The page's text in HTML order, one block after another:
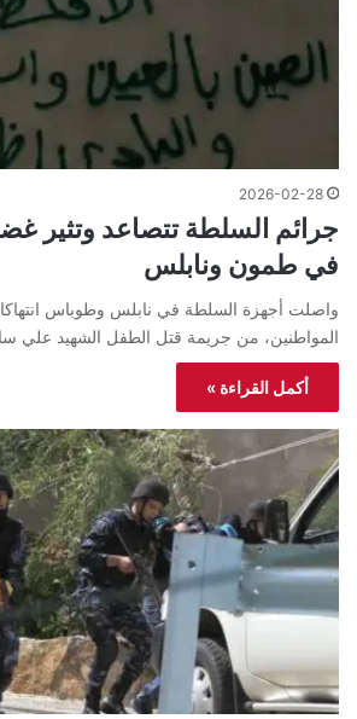
2026-02-28
جرائم السلطة تتصاعد وتثير
في طمون ونابلس
واصلت أجهزة السلطة في نابلس وطوباس
المواطنين، من جريمة قتل الطفل الشهيد علي
أكمل القراءة »